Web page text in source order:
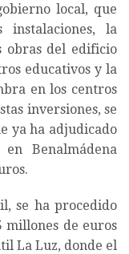
local, que
la
obras del edificio
educativos y la
en los centros
inversiones, se
ya ha adjudicado
Benalmádena
se ha procedido
millones de euros
La Luz, donde el